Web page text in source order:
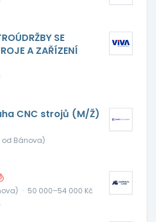
SE
A ZAŘÍZENÍ
CNC strojů (M/Ž)
od Bánova)
· 50 000–54 000 Kč